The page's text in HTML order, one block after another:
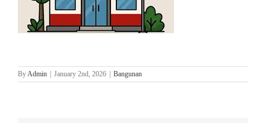
By Admin | January 2nd, 2026 | Bangunan